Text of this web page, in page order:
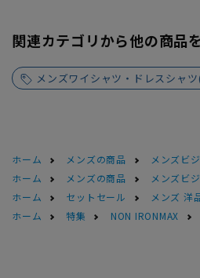
関連カテゴリから他の商品
メンズワイシャツ・ドレスシャ
ホーム メンズの商品 メンズビ
ホーム
メンズの商品 メンズビ
ホーム
セットセール
メンズ 洋
ホーム
特集 NON IRONMAX